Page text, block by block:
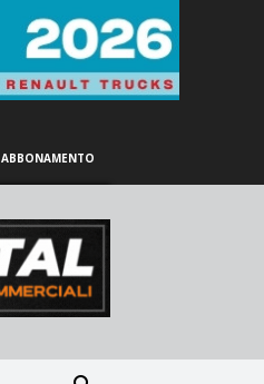
ABBONAMENTO